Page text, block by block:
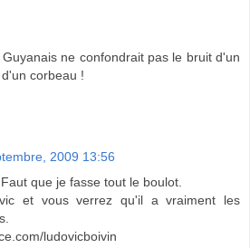
ne confondrait pas le bruit d'un
corbeau !
2009 13:56
que je fasse tout le boulot.
et vous verrez qu'il a vraiment les
ludovicboivin